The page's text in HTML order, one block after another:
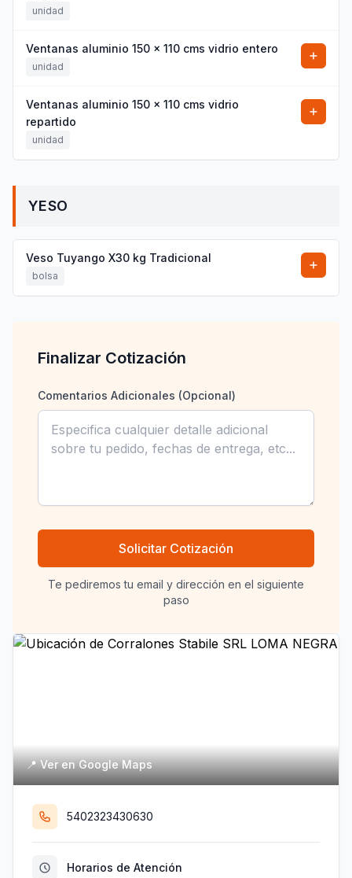
unidad
Ventanas aluminio 150 x 110 cms vidrio entero
unidad
Ventanas aluminio 150 x 110 cms vidrio
repartido
unidad
YESO
Veso Tuyango X30 kg Tradicional
bolsa
Finalizar Cotización
Comentarios Adicionales (Opcional)
Solicitar Cotización
Te pediremos tu email y dirección en el siguiente
paso
📍 Ver en Google Maps
5402323430630
Horarios de Atención